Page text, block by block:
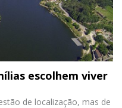
escolhem viver
de localização, mas de